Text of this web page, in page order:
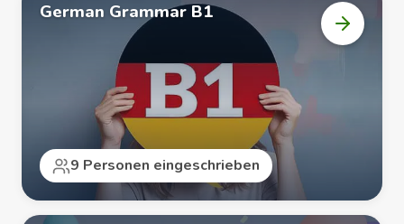
German Grammar B1
Kurs
9 Personen eingeschrieben